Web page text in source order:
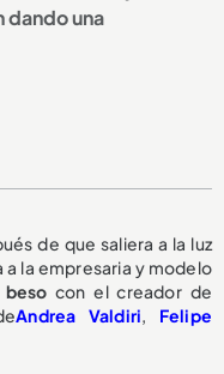
dando una
de que saliera a la luz
a la empresaria y modelo
besocon el creador de
Andrea Valdiri, Felipe